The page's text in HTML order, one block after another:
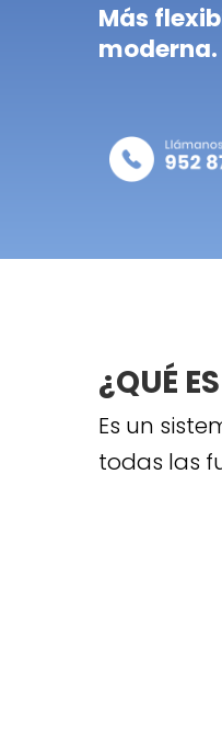
Más
moderna.
¿QUÉ
Es un
todas las